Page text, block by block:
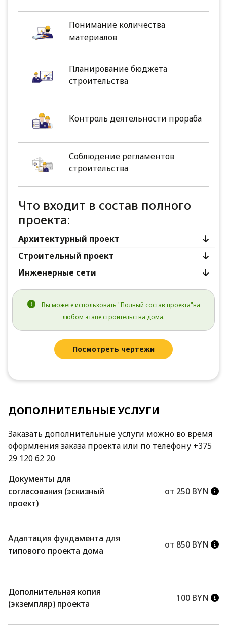
Понимание количества
материалов
Планирование бюджета
строительства
Контроль деятельности прораба
Соблюдение регламентов
строительства
Что входит в состав полного
проекта:
Архитектурный проект
Строительный проект
Инженерные сети
Вы можете использовать "Полный состав проекта"на
любом этапе строительства дома.
Посмотреть чертежи
ДОПОЛНИТЕЛЬНЫЕ УСЛУГИ
Заказать дополнительные услуги можно во время
оформления заказа проекта или по телефону +375
29 120 62 20
Документы для
согласования (эскизный
проект)
от 250 BYN
Адаптация фундамента для
типового проекта дома
от 850 BYN
Дополнительная копия
(экземпляр) проекта
100 BYN